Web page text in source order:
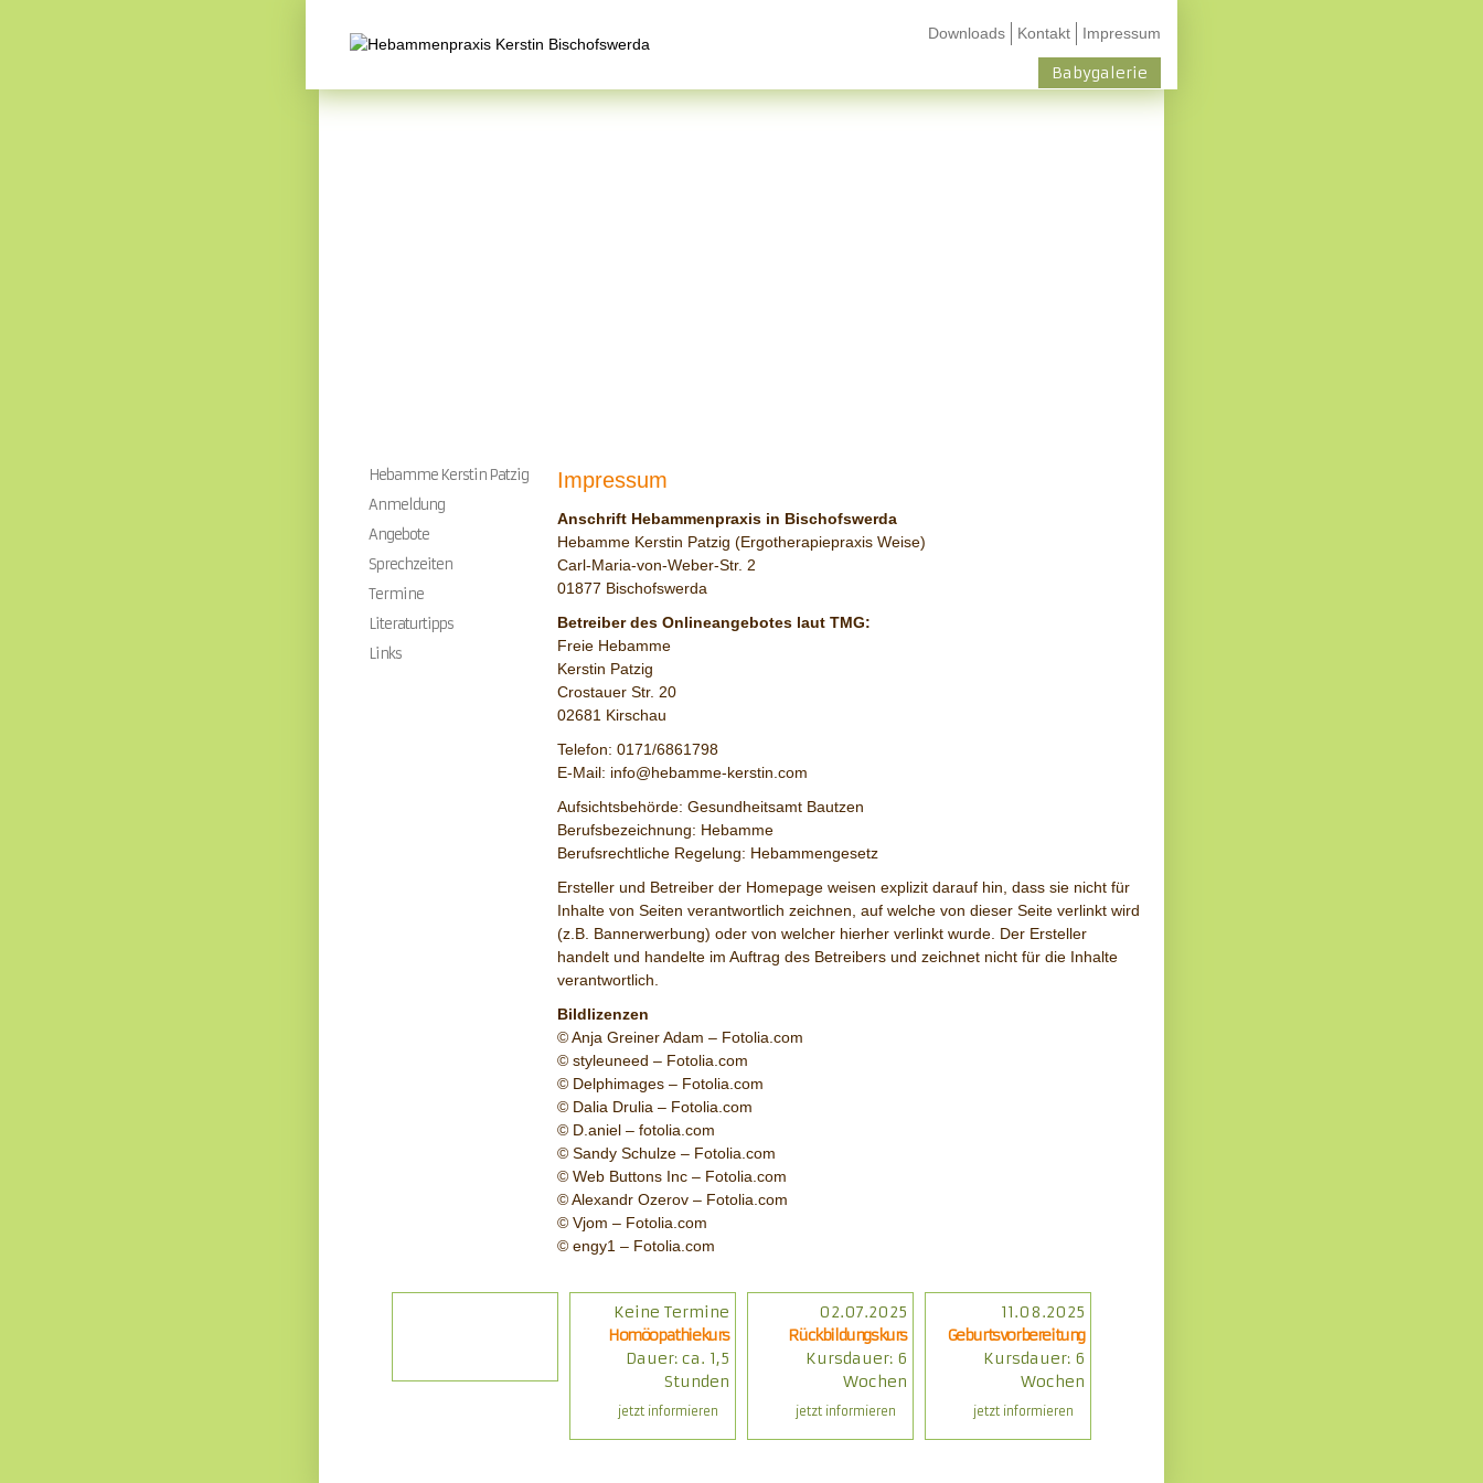
Downloads Kontakt Impressum
Babygalerie
Hebamme Kerstin Patzig
Anmeldung
Angebote
Sprechzeiten
Termine
Literaturtipps
Links
Impressum
Anschrift Hebammenpraxis in Bischofswerda
Hebamme Kerstin Patzig (Ergotherapiepraxis Weise)
Carl-Maria-von-Weber-Str. 2
01877 Bischofswerda
Betreiber des Onlineangebotes laut TMG:
Freie Hebamme
Kerstin Patzig
Crostauer Str. 20
02681 Kirschau
Telefon: 0171/6861798
E-Mail: info@hebamme-kerstin.com
Aufsichtsbehörde: Gesundheitsamt Bautzen
Berufsbezeichnung: Hebamme
Berufsrechtliche Regelung: Hebammengesetz
Ersteller und Betreiber der Homepage weisen explizit darauf hin, dass sie nicht für
Inhalte von Seiten verantwortlich zeichnen, auf welche von dieser Seite verlinkt wird
(z.B. Bannerwerbung) oder von welcher hierher verlinkt wurde. Der Ersteller
handelt und handelte im Auftrag des Betreibers und zeichnet nicht für die Inhalte
verantwortlich.
Bildlizenzen
© Anja Greiner Adam – Fotolia.com
© styleuneed – Fotolia.com
© Delphimages – Fotolia.com
© Dalia Drulia – Fotolia.com
© D.aniel – fotolia.com
© Sandy Schulze – Fotolia.com
© Web Buttons Inc – Fotolia.com
© Alexandr Ozerov – Fotolia.com
© Vjom – Fotolia.com
© engy1 – Fotolia.com
Keine Termine
Homöopathiekurs
Dauer: ca. 1,5
Stunden
jetzt informieren
02.07.2025
Rückbildungskurs
Kursdauer: 6
Wochen
jetzt informieren
11.08.2025
Geburtsvorbereitung
Kursdauer: 6
Wochen
jetzt informieren